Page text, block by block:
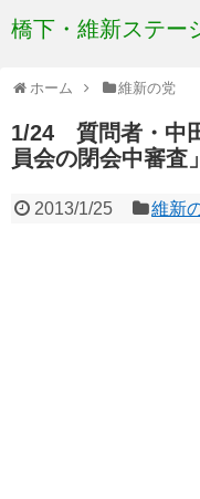
橋下・維新ステー
ホーム 維新の党
1/24 質問者・中
員会の閉会中審
2013/1/25 維新